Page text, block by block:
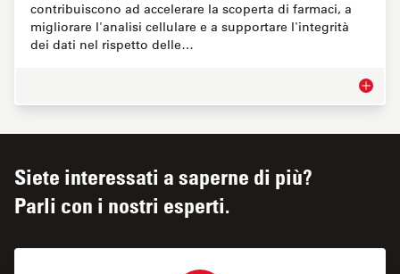
contribuiscono ad accelerare la scoperta di farmaci, a
migliorare l'analisi cellulare e a supportare l'integrità
dei dati nel rispetto delle…
Siete interessati a saperne di più?
Parli con i nostri esperti.